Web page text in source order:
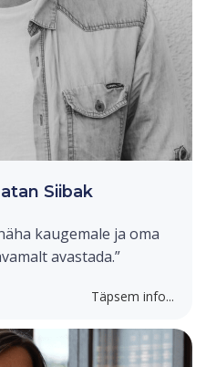
Siibak
kaugemale ja oma
avastada.”
Täpsem info...